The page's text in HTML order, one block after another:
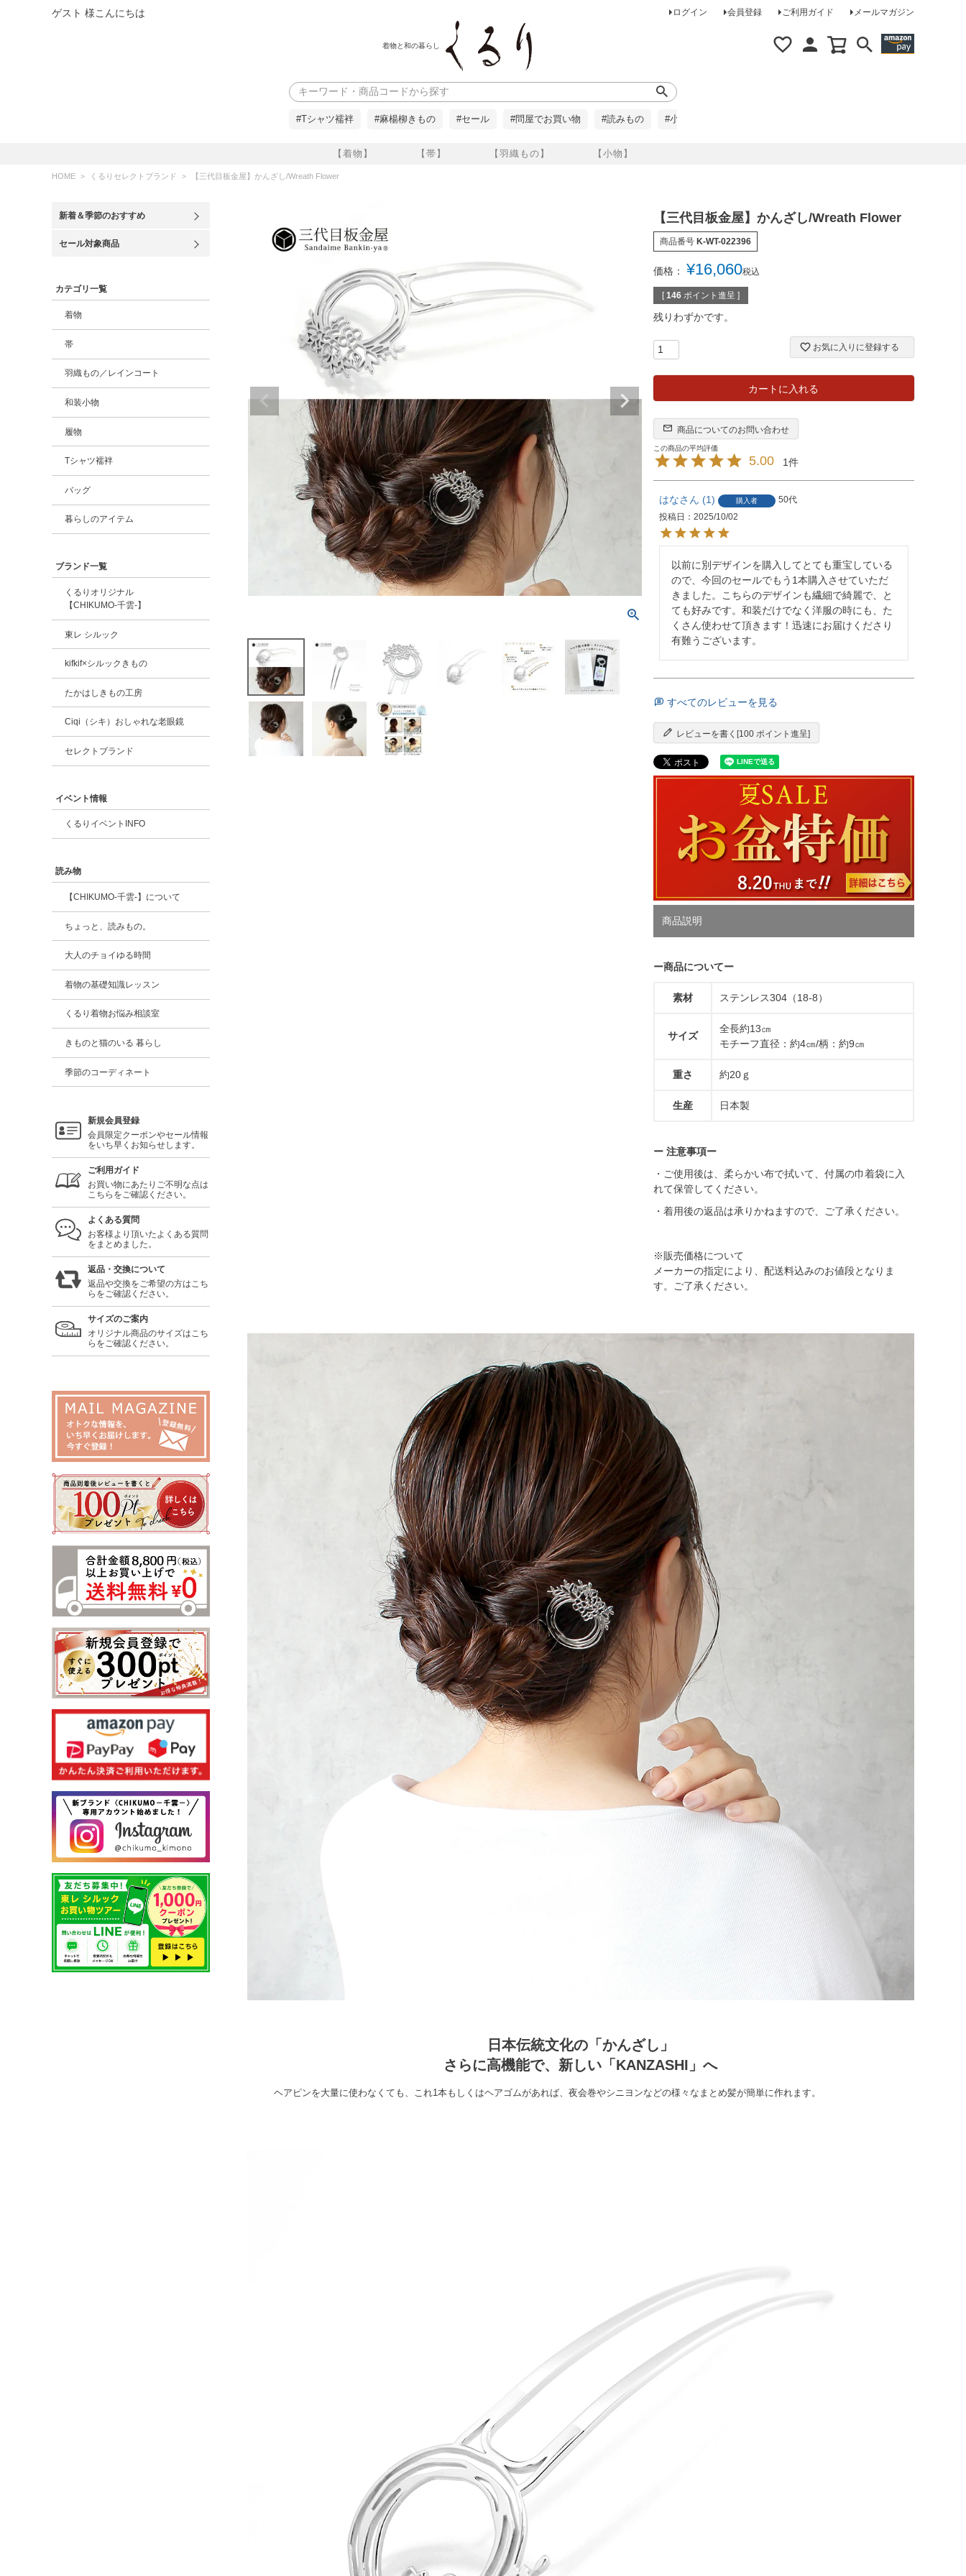
ゲスト 様こんにちは ログイン 会員登録 ご利用ガイド メールマガジン
着物と和の暮らし
【着物】 【帯】 【羽織もの】 【小物】
検索
#Tシャツ襦袢 #麻楊柳きもの #セール #問屋でお買い物 #読みもの #小柄な方に
HOME くるりセレクトブランド 【三代目板金屋】かんざし/Wreath Flower
新着＆季節のおすすめ
セール対象商品
カテゴリ一覧
着物
帯
羽織もの／レインコート
和装小物
履物
Tシャツ襦袢
バッグ
暮らしのアイテム
ブランド一覧
くるりオリジナル
【CHIKUMO-千雲-】
東レ シルック
kifkif×シルックきもの
たかはしきもの工房
Ciqi（シキ）おしゃれな老眼鏡
セレクトブランド
イベント情報
くるりイベントINFO
読み物
【CHIKUMO-千雲-】について
ちょっと、読みもの。
大人のチョイゆる時間
着物の基礎知識レッスン
くるり着物お悩み相談室
きものと猫のいる 暮らし
季節のコーディネート
新規会員登録
会員限定クーポンやセール情報
をいち早くお知らせします。
ご利用ガイド
お買い物にあたりご不明な点は
こちらをご確認ください。
よくある質問
お客様より頂いたよくある質問
をまとめました。
返品・交換について
返品や交換をご希望の方はこち
らをご確認ください。
サイズのご案内
オリジナル商品のサイズはこち
らをご確認ください。
【三代目板金屋】かんざし/Wreath Flower
商品番号 K-WT-022396
価格： ¥16,060税込
[ 146 ポイント進呈 ]
残りわずかです。
お気に入りに登録する
カートに入れる
商品についてのお問い合わせ
5.00 1
はな 1 購入者
50代
投稿日
2025/10/02
以前に別デザインを購入してとても重宝している
ので、今回のセールでもう1本購入させていただ
きました。こちらのデザインも繊細で綺麗で、と
ても好みです。和装だけでなく洋服の時にも、た
くさん使わせて頂きます！迅速にお届けくださり
すべてのレビューを見る
レビューを書く[100 ポイント進呈]
商品説明
ー商品についてー
素材 ステンレス304（18-8）
サイズ
全長約13㎝
モチーフ直径：約4㎝/柄：約9㎝
重さ 約20ｇ
生産 日本製
ー 注意事項ー
・ご使用後は、柔らかい布で拭いて、付属の巾着袋に入
れて保管してください。
・着用後の返品は承りかねますので、ご了承ください。
※販売価格について
メーカーの指定により、配送料込みのお値段となりま
す。ご了承ください。
日本伝統文化の「かんざし」
さらに高機能で、新しい「KANZASHI」へ
ヘアピンを大量に使わなくても、これ1本もしくはヘアゴムがあれば、夜会巻やシニヨンなどの様々なまとめ髪が簡単に作れます。